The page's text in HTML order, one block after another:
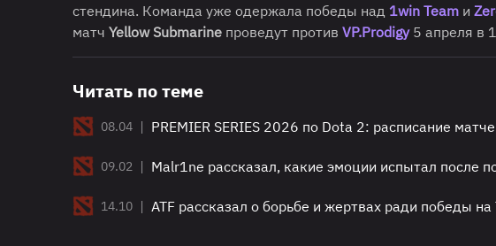
стендина. Команда уже одержала победы над 1win Team и
матч Yellow Submarine проведут против VP.Prodigy5 апреля в
Читать по теме
08.04 | PREMIER SERIES 2026 по Dota 2: расписание
09.02 | Malr1ne рассказал, какие эмоции испытал после
14.10 | ATF рассказал о борьбе и жертвах ради победы